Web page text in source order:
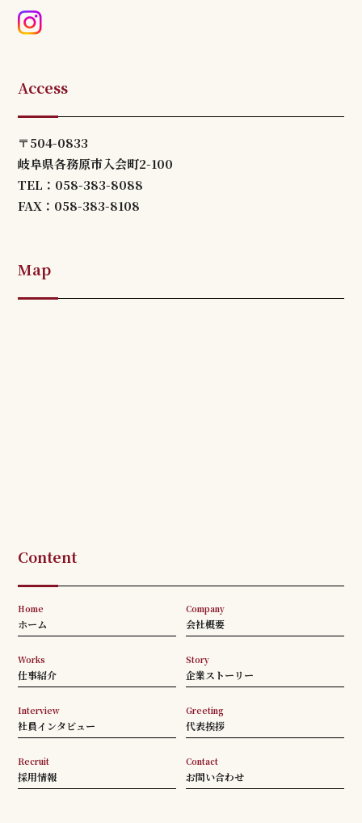
Access
〒504-0833
岐阜県各務原市入会町2-100
TEL：058-383-8088
FAX：058-383-8108
Map
Content
Home
ホーム
Company
会社概要
Works
仕事紹介
Story
企業ストーリー
Interview
社員インタビュー
Greeting
代表挨拶
Recruit
採用情報
Contact
お問い合わせ